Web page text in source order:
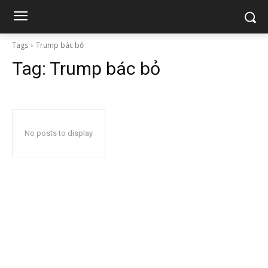
Tags Trump bác bỏ
Tag: Trump bác bỏ
No posts to display